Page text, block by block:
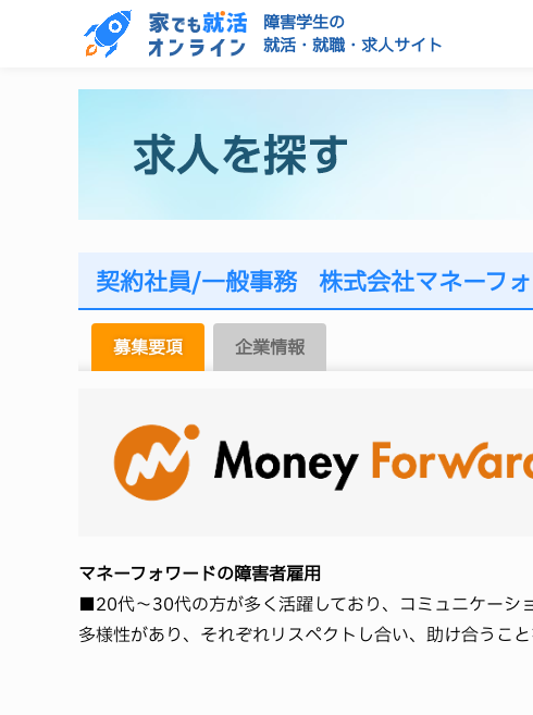
障害学生の
就活・就職・求人サイト
契約社員/一般事務 株式会社マネーフ
募集要項 企業情報
マネーフォワードの障害者雇用
■20代～30代の方が多く活躍しており、コミュニケーシ
多様性があり、それぞれリスペクトし合い、助け合うこと